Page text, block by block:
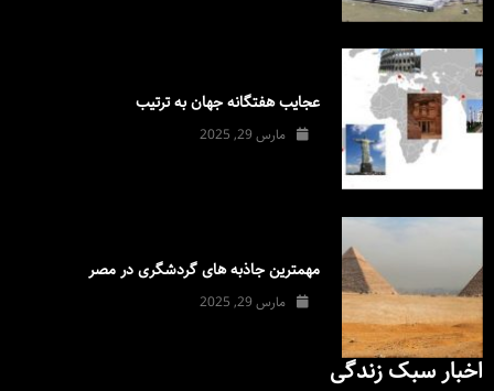
عجایب هفتگانه جهان به ترتیب
مارس 29, 2025
مهمترین جاذبه های گردشگری در مصر
مارس 29, 2025
اخبار سبک زندگی